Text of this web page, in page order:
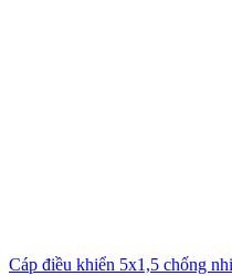
Cáp điều khiển 5x1,5 chống